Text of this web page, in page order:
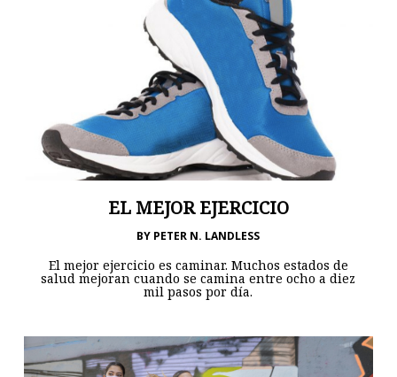
EL MEJOR EJERCICIO
BY PETER N. LANDLESS
El mejor ejercicio es caminar. Muchos estados de
salud mejoran cuando se camina entre ocho a diez
mil pasos por día.